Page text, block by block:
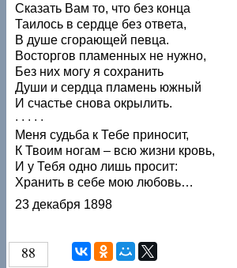
Сказать Вам то, что без конца
Таилось в сердце без ответа,
В душе сгорающей певца.
Восторгов пламенных не нужно,
Без них могу я сохранить
Души и сердца пламень южный
И счастье снова окрылить.
· · · · ·
Меня судьба к Тебе приносит,
К Твоим ногам – всю жизни кровь,
И у Тебя одно лишь просит:
Хранить в себе мою любовь…
23 декабря 1898
88